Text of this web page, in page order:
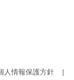
人情報保護方針